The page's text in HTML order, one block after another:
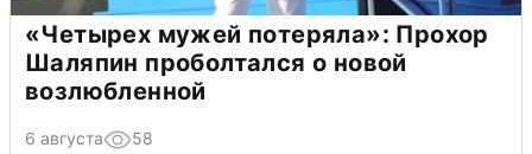
«Четырех мужей потеряла»: Прохор
Шаляпин проболтался о новой
возлюбленной
6 августа 58